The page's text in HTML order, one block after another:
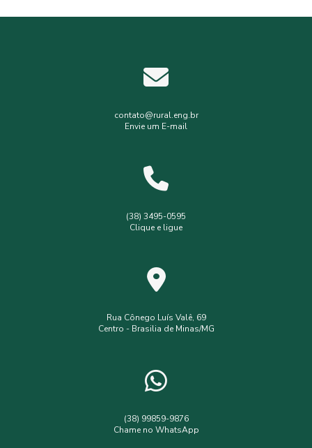
Gerenciamento de resíduos hospitalares
Gerenciamento de resíduos sólidos
Levantamento planialtimétrico cadastral
Levantamento topográfico com drone
analise de solo interpretação
assistência técnica
empresa de assistência técnica e extensão rural
empresa de engenharia ambiental
contato@rural.eng.br
Envie um E-mail
(38) 3495-0595
Clique e ligue
Rua Cônego Luís Valê, 69
Centro - Brasilia de Minas/MG
(38) 99859-9876
Chame no WhatsApp